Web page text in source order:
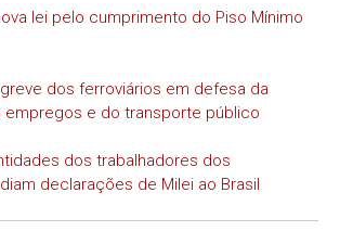
lei pelo cumprimento do Piso Mínimo
greve dos ferroviários em defesa da
empregos e do transporte público
dos trabalhadores dos
declarações de Milei ao Brasil